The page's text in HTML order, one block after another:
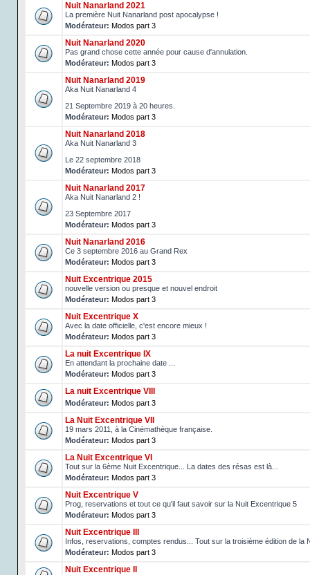
Nuit Nanarland 2021
La première Nuit Nanarland post apocalypse !
Modérateur: Modos part 3
Nuit Nanarland 2020
Pas grand chose cette année pour cause d'annulation.
Modérateur: Modos part 3
Nuit Nanarland 2019
Aka Nuit Nanarland 4
21 Septembre 2019 à 20 heures.
Modérateur: Modos part 3
Nuit Nanarland 2018
Aka Nuit Nanarland 3
Le 22 septembre 2018
Modérateur: Modos part 3
Nuit Nanarland 2017
Aka Nuit Nanarland 2 !
23 Septembre 2017
Modérateur: Modos part 3
Nuit Nanarland 2016
Ce 3 septembre 2016 au Grand Rex
Modérateur: Modos part 3
Nuit Excentrique 2015
nouvelle version ou presque et nouvel endroit
Modérateur: Modos part 3
Nuit Excentrique X
Avec la date officielle, c'est encore mieux !
Modérateur: Modos part 3
La nuit Excentrique IX
En attendant la prochaine date ...
Modérateur: Modos part 3
La nuit Excentrique VIII
Modérateur: Modos part 3
La Nuit Excentrique VII
19 mars 2011, à la Cinémathèque française.
Modérateur: Modos part 3
La Nuit Excentrique VI
Tout sur la 6ème Nuit Excentrique... La dates des résas est là...
Modérateur: Modos part 3
Nuit Excentrique V
Prog, reservations et tout ce qu'il faut savoir sur la Nuit Excentrique 5
Modérateur: Modos part 3
Nuit Excentrique III
Infos, reservations, comptes rendus... Tout sur la troisième édition de la
Modérateur: Modos part 3
Nuit Excentrique II